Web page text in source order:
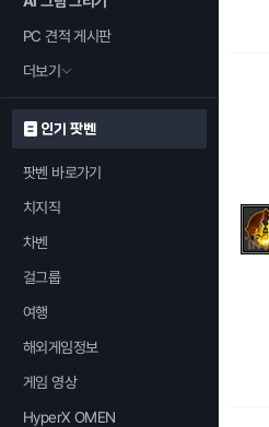
PC 견적 게시판
더보기
인기 팟벤
팟벤 바로가기
치지직
차벤
걸그룹
여행
해외게임정보
게임 영상
HyperX OMEN